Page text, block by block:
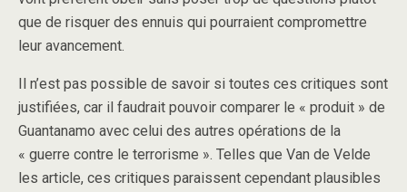
que de risquer des ennuis qui pourraient compromettre
leur avancement.
Il n’est pas possible de savoir si toutes ces critiques sont
justifiées, car il faudrait pouvoir comparer le « produit » de
Guantanamo avec celui des autres opérations de la
« guerre contre le terrorisme ». Telles que Van de Velde
les article, ces critiques paraissent cependant plausibles